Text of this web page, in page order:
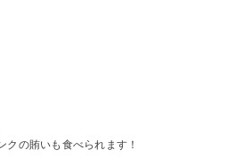
の賄いも食べられます！